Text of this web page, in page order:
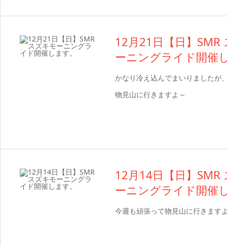
12月21日【日】SMR
ーニングライド開催
かなり冷え込んでまいりましたが
物見山に行きますよ～
12月14日【日】SMR
ーニングライド開催
今週も頑張って物見山に行きます